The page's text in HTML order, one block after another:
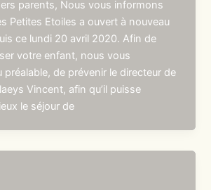
parents, Nous vous informons
Petites Etoiles a ouvert à nouveau
ce lundi 20 avril 2020. Afin de
votre enfant, nous vous
préalable, de prévenir le directeur de
Vincent, afin qu’il puisse
le séjour de